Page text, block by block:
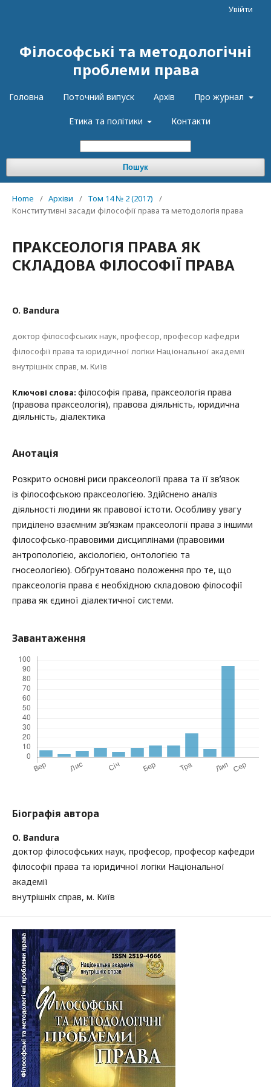
Філософські та методологічні
проблеми права
Головна Поточний випуск Архів Про журнал
Етика та політики Контакти
Пошук
Увійти
Home / Архіви / Том 14 № 2 (2017)
/
Конститутивні засади філософії права та методологія права
ПРАКСЕОЛОГІЯ ПРАВА ЯК
СКЛАДОВА ФІЛОСОФІЇ ПРАВА
O. Bandura
доктор філософських наук, професор, професор кафедри
філософії права та юридичної логіки Національної академії
внутрішніх справ, м. Київ
Ключові слова: філософія права, праксеологія права
(правова праксеологія), правова діяльність, юридична
діяльність, діалектика
Анотація
Розкрито основні риси праксеології права та її звʼязок
із філософською праксеологією. Здійснено аналіз
діяльності людини як правової істоти. Особливу увагу
приділено взаємним звʼязкам праксеології права з іншими
філософсько-правовими дисциплінами (правовими
антропологією, аксіологією, онтологією та
гносеологією). Обґрунтовано положення про те, що
праксеологія права є необхідною складовою філософії
права як єдиної діалектичної системи.
Завантаження
Біографія автора
O. Bandura
доктор філософських наук, професор, професор кафедри
філософії права та юридичної логіки Національної
академії
внутрішніх справ, м. Київ